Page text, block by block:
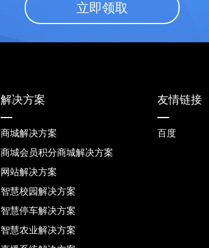
立即领取
解决方案
商城解决方案
商城会员积分商城解决方案
网站解决方案
智慧校园解决方案
智慧停车解决方案
智慧农业解决方案
友情链接
百度